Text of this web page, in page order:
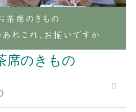
席のきもの